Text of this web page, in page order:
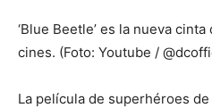
‘Blue Beetle’ es la nueva
cines. (Foto: Youtube /
La película de superhéroes